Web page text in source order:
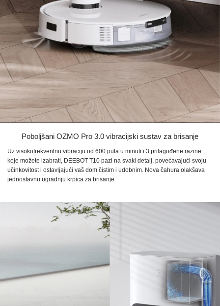
Poboljšani OZMO Pro 3.0 vibracijski sustav za brisanje
Uz visokofrekventnu vibraciju od 600 puta u minuti i 3 prilagođene razine
koje možete izabrati, DEEBOT T10 pazi na svaki detalj, povećavajući svoju
učinkovitost i ostavljajući vaš dom čistim i udobnim. Nova čahura olakšava
jednostavnu ugradnju krpica za brisanje.